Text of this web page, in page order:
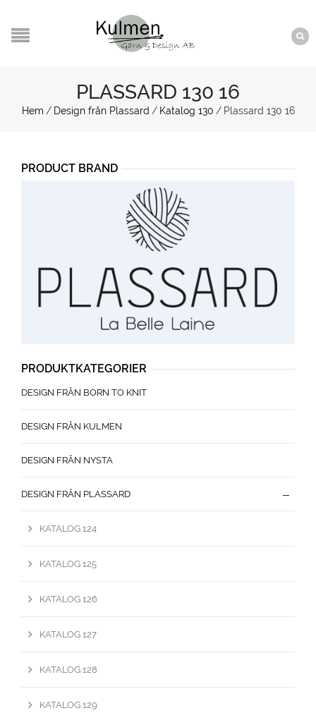
PLASSARD 130 16
Hem / Design från Plassard / Katalog 130 / Plassard 130 16
PRODUCT BRAND
PRODUKTKATEGORIER
DESIGN FRÅN BORN TO KNIT
DESIGN FRÅN KULMEN
DESIGN FRÅN NYSTA
DESIGN FRÅN PLASSARD
KATALOG 124
KATALOG 125
KATALOG 126
KATALOG 127
KATALOG 128
KATALOG 129